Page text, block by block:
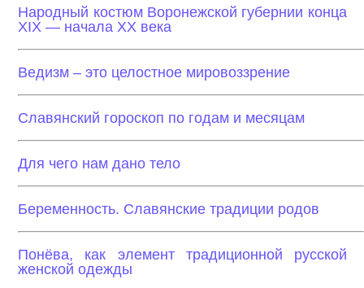
Народный костюм Воронежской губернии конца
XIX — начала XX века
Ведизм – это целостное мировоззрение
Славянский гороскоп по годам и месяцам
Для чего нам дано тело
Беременность. Славянские традиции родов
Понёва, как элемент традиционной русской
женской одежды